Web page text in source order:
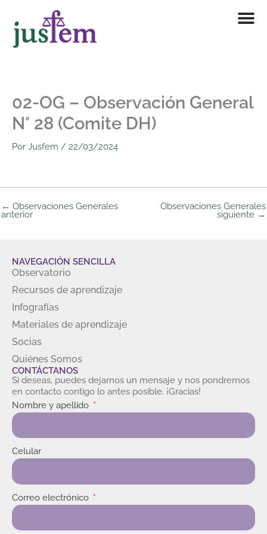
contenido
02-OG – Observación General
N° 28 (Comite DH)
Por Jusfem / 22/03/2024
← Observaciones Generales
anterior
Observaciones Generales
siguiente →
NAVEGACIÓN SENCILLA
Observatorio
Recursos de aprendizaje
Infografías
Materiales de aprendizaje
Socias
Quiénes Somos
CONTÁCTANOS
Si deseas, puedes dejarnos un mensaje y nos pondremos
en contacto contigo lo antes posible. ¡Gracias!
Nombre y apellido
Celular
Correo electrónico